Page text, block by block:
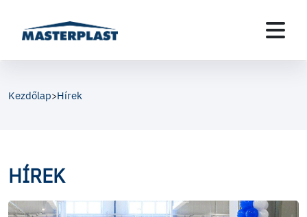
Kezdőlap>Hírek
HÍREK